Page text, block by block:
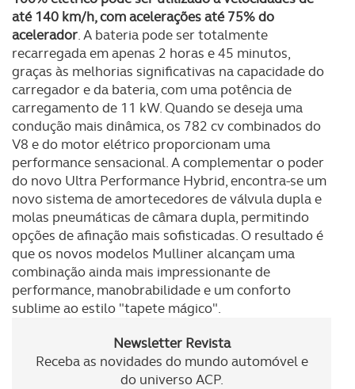
até 140 km/h, com acelerações até 75% do
acelerador. A bateria pode ser totalmente
recarregada em apenas 2 horas e 45 minutos,
graças às melhorias significativas na capacidade do
carregador e da bateria, com uma potência de
carregamento de 11 kW. Quando se deseja uma
condução mais dinâmica, os 782 cv combinados do
V8 e do motor elétrico proporcionam uma
performance sensacional. A complementar o poder
do novo Ultra Performance Hybrid, encontra-se um
novo sistema de amortecedores de válvula dupla e
molas pneumáticas de câmara dupla, permitindo
opções de afinação mais sofisticadas. O resultado é
que os novos modelos Mulliner alcançam uma
combinação ainda mais impressionante de
performance, manobrabilidade e um conforto
sublime ao estilo "tapete mágico".
Newsletter Revista
Receba as novidades do mundo automóvel e
do universo ACP.